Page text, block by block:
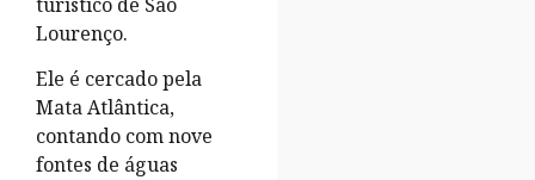
Lourenço.
Ele é cercado pela
Mata Atlântica,
contando com nove
fontes de águas